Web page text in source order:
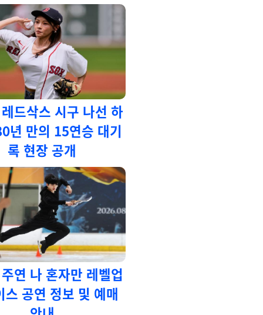
드삭스 시구 나선 하
년 만의 15연승 대기
록 현장 공개
연 나 혼자만 레벨업
스 공연 정보 및 예매